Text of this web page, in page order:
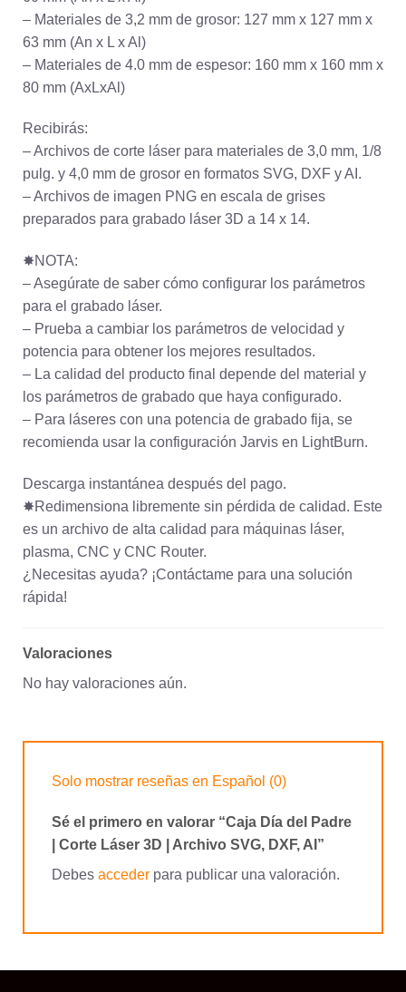
– Materiales de 3,2 mm de grosor: 127 mm x 127 mm x
63 mm (An x L x Al)
– Materiales de 4.0 mm de espesor: 160 mm x 160 mm x
80 mm (AxLxAl)
Recibirás:
– Archivos de corte láser para materiales de 3,0 mm, 1/8
pulg. y 4,0 mm de grosor en formatos SVG, DXF y AI.
– Archivos de imagen PNG en escala de grises
preparados para grabado láser 3D a 14 x 14.
✸NOTA:
– Asegúrate de saber cómo configurar los parámetros
para el grabado láser.
– Prueba a cambiar los parámetros de velocidad y
potencia para obtener los mejores resultados.
– La calidad del producto final depende del material y
los parámetros de grabado que haya configurado.
– Para láseres con una potencia de grabado fija, se
recomienda usar la configuración Jarvis en LightBurn.
Descarga instantánea después del pago.
✸Redimensiona libremente sin pérdida de calidad. Este
es un archivo de alta calidad para máquinas láser,
plasma, CNC y CNC Router.
¿Necesitas ayuda? ¡Contáctame para una solución
rápida!
Valoraciones
No hay valoraciones aún.
Solo mostrar reseñas en Español (0)
Sé el primero en valorar “Caja Día del Padre
| Corte Láser 3D | Archivo SVG, DXF, AI”
Debes acceder para publicar una valoración.